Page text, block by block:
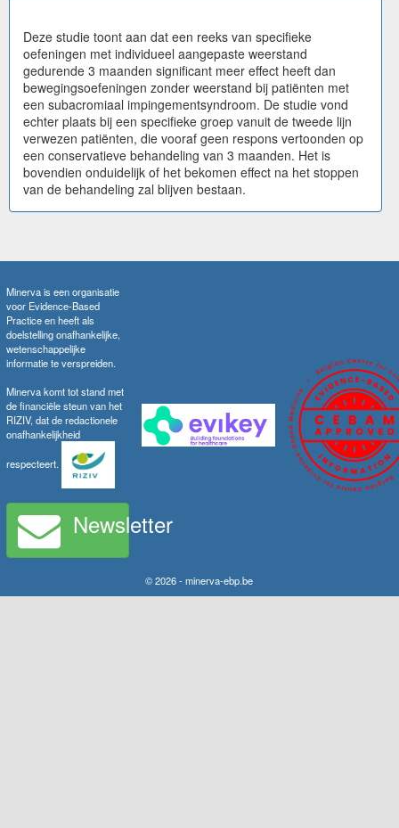
Deze studie toont aan dat een reeks van specifieke
oefeningen met individueel aangepaste weerstand
gedurende 3 maanden significant meer effect heeft dan
bewegingsoefeningen zonder weerstand bij patiënten met
een subacromiaal impingementsyndroom. De studie vond
echter plaats bij een specifieke groep vanuit de tweede lijn
verwezen patiënten, die vooraf geen respons vertoonden op
een conservatieve behandeling van 3 maanden. Het is
bovendien onduidelijk of het bekomen effect na het stoppen
van de behandeling zal blijven bestaan.
Minerva is een organisatie
voor Evidence-Based
Practice en heeft als
doelstelling onafhankelijke,
wetenschappelijke
informatie te verspreiden.
Minerva komt tot stand met
de financiële steun van het
RIZIV, dat de redactionele
onafhankelijkheid
respecteert.
Newsletter
© 2026 - minerva-ebp.be